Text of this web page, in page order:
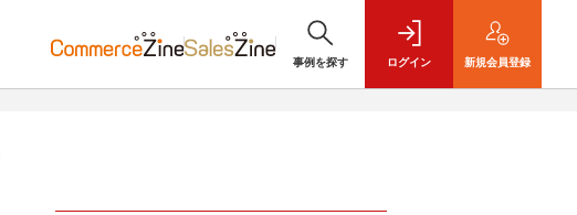
事例を探す ログイン 新規会員登録